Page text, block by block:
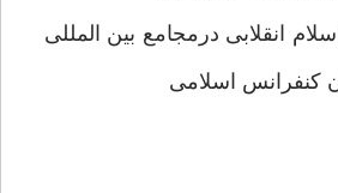
انقلابی درمجامع بین المللی
کنفرانس اسلامی